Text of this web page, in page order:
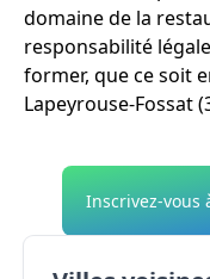
domaine de la
responsabilité
former, que ce soit
Lapeyrouse-Fossat
Inscrivez-vous